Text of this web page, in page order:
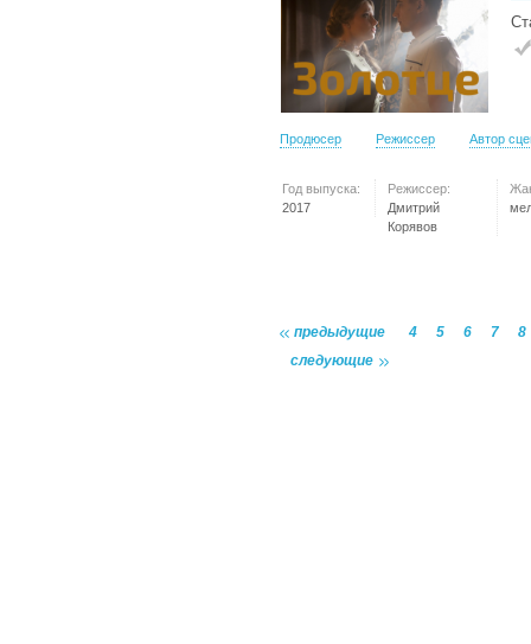
Продюсер Режиссер Автор
Год выпуска:
2017
Режиссер:
Дмитрий
Корявов
предыдущие 4 5 6 7
8
следующие